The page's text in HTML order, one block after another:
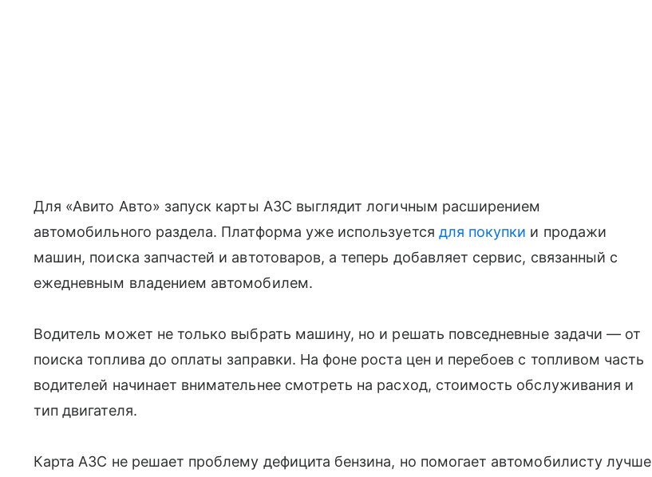
Для «Авито Авто» запуск карты АЗС выглядит логичным расширением
автомобильного раздела. Платформа уже используется для покупки и продажи
машин, поиска запчастей и автотоваров, а теперь добавляет сервис, связанный с
ежедневным владением автомобилем.
Водитель может не только выбрать машину, но и решать повседневные задачи — от
поиска топлива до оплаты заправки. На фоне роста цен и перебоев с топливом часть
водителей начинает внимательнее смотреть на расход, стоимость обслуживания и
тип двигателя.
Карта АЗС не решает проблему дефицита бензина, но помогает автомобилисту лучше